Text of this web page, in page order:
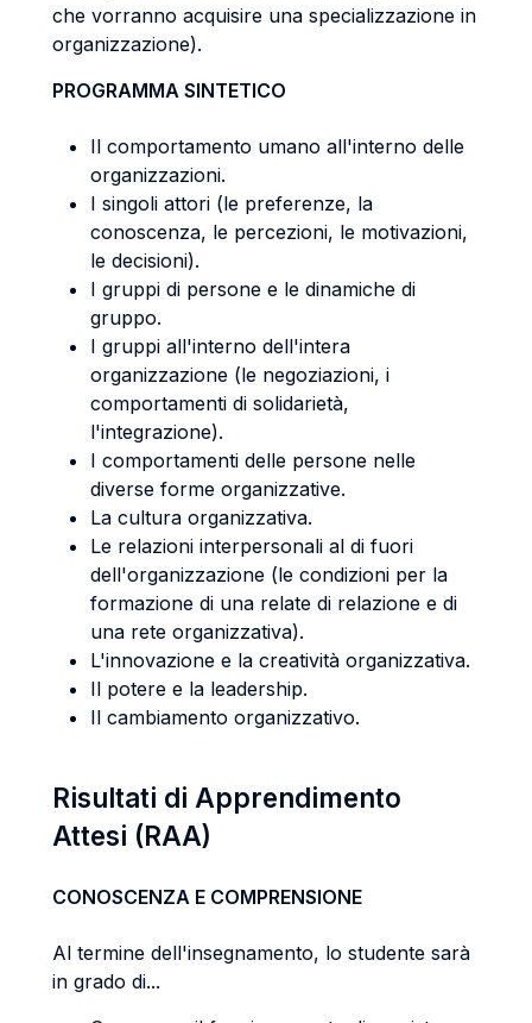
che vorranno acquisire una specializzazione in
organizzazione).
PROGRAMMA SINTETICO
Il comportamento umano all'interno delle
organizzazioni.
I singoli attori (le preferenze, la
conoscenza, le percezioni, le motivazioni,
le decisioni).
I gruppi di persone e le dinamiche di
gruppo.
I gruppi all'interno dell'intera
organizzazione (le negoziazioni, i
comportamenti di solidarietà,
l'integrazione).
I comportamenti delle persone nelle
diverse forme organizzative.
La cultura organizzativa.
Le relazioni interpersonali al di fuori
dell'organizzazione (le condizioni per la
formazione di una relate di relazione e di
una rete organizzativa).
L'innovazione e la creatività organizzativa.
Il potere e la leadership.
Il cambiamento organizzativo.
Risultati di Apprendimento
Attesi (RAA)
CONOSCENZA E COMPRENSIONE
Al termine dell'insegnamento, lo studente sarà
in grado di...